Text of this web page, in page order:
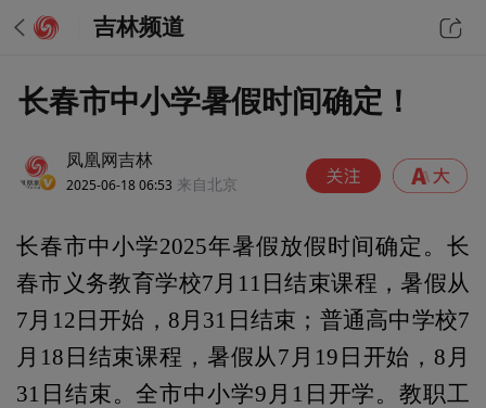
吉林频道
长春市中小学暑假时间确定！
凤凰网吉林
2025-06-18 06:53 来自北京
长春市中小学2025年暑假放假时间确定。长
春市义务教育学校7月11日结束课程，暑假从
7月12日开始，8月31日结束；普通高中学校7
月18日结束课程，暑假从7月19日开始，8月
31日结束。全市中小学9月1日开学。教职工